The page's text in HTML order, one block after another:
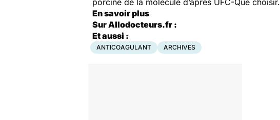
porcine de la molécule d’après UFC-Que choisir.
En savoir plus
Sur Allodocteurs.fr :
Et aussi :
ANTICOAGULANT ARCHIVES